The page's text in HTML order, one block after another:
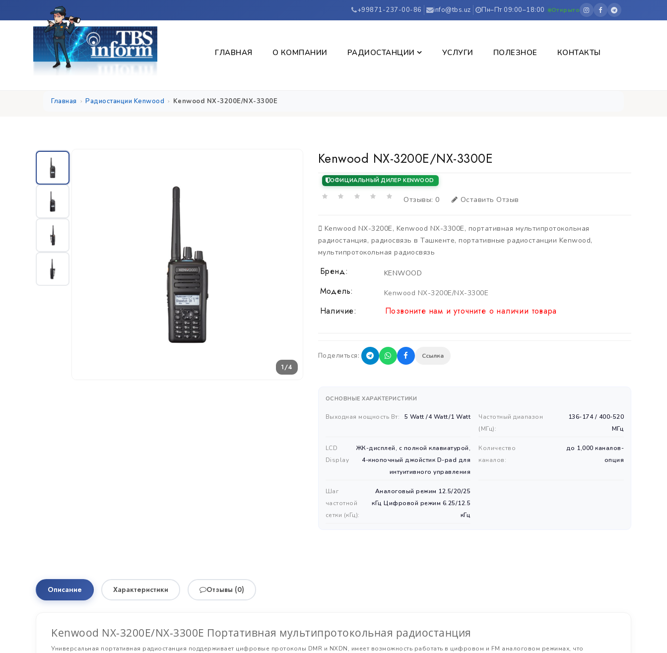
+99871-237-00-86 info@tbs.uz Пн–Пт 09:00–18:00 Открыто
ГЛАВНАЯ О КОМПАНИИ РАДИОСТАНЦИИ УСЛУГИ ПОЛЕЗНОЕ КОНТАКТЫ
Главная Радиостанции Kenwood Kenwood NX-3200E/NX-3300E
1/4
Kenwood NX-3200E/NX-3300E
ОФИЦИАЛЬНЫЙ ДИЛЕР KENWOOD
Отзывы: 0 Оставить Отзыв
Kenwood NX-3200E, Kenwood NX-3300E, портативная мультипротокольная
радиостанция, радиосвязь в Ташкенте, портативные радиостанции Kenwood,
мультипротокольная радиосвязь
Бренд: KENWOOD
Модель: Kenwood NX-3200E/NX-3300E
Наличие: Позвоните нам и уточните о наличии товара
Поделиться: Ссылка
ОСНОВНЫЕ ХАРАКТЕРИСТИКИ
Выходная мощность Вт: 5 Watt /4 Watt/1 Watt
Частотный диапазон
(MГц):
136-174 / 400-520
МГц
LCD
Display
ЖК-дисплей, с полной клавиатурой,
4-кнопочный джойстик D-pad для
интуитивного управления
Количество
каналов:
до 1,000 каналов-
опция
Шаг
частотной
сетки (кГц):
Аналоговый режим 12.5/20/25
кГц Цифровой режим 6.25/12.5
кГц
Описание Характеристики Отзывы (0)
Kenwood NX-3200E/NX-3300E Портативная мультипротокольная радиостанция
Универсальная портативная радиостанция поддерживает цифровые протоколы DMR и NXDN, имеет возможность работать в цифровом и FM аналоговом режимах, что